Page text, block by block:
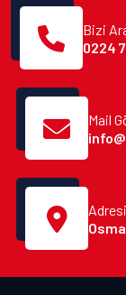
Bizi
0224
Mail